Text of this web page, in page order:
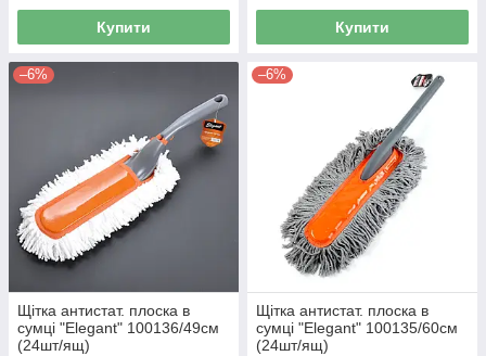
Купити Купити
–6%
Щітка антистат. плоска в
сумці "Elegant" 100136/49см
(24шт/ящ)
–6%
Щітка антистат. плоска в
сумці "Elegant" 100135/60см
(24шт/ящ)